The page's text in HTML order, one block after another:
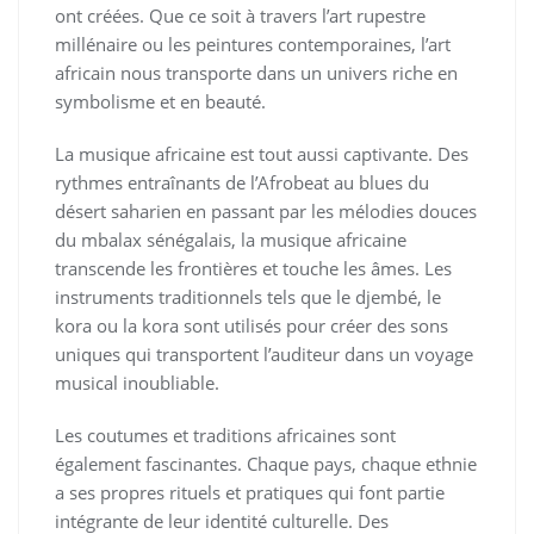
ont créées. Que ce soit à travers l’art rupestre
millénaire ou les peintures contemporaines, l’art
africain nous transporte dans un univers riche en
symbolisme et en beauté.
La musique africaine est tout aussi captivante. Des
rythmes entraînants de l’Afrobeat au blues du
désert saharien en passant par les mélodies douces
du mbalax sénégalais, la musique africaine
transcende les frontières et touche les âmes. Les
instruments traditionnels tels que le djembé, le
kora ou la kora sont utilisés pour créer des sons
uniques qui transportent l’auditeur dans un voyage
musical inoubliable.
Les coutumes et traditions africaines sont
également fascinantes. Chaque pays, chaque ethnie
a ses propres rituels et pratiques qui font partie
intégrante de leur identité culturelle. Des